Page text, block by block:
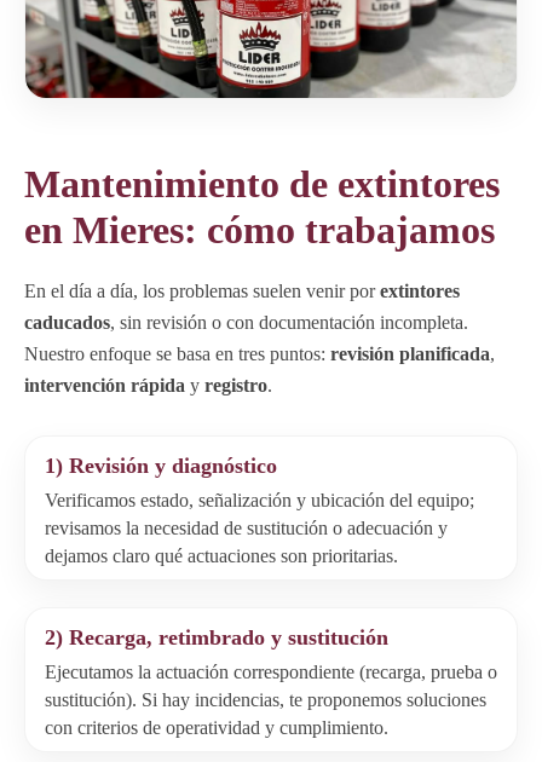
Mantenimiento de extintores
en Mieres: cómo trabajamos
En el día a día, los problemas suelen venir porextintores
caducados, sin revisión o con documentación incompleta.
Nuestro enfoque se basa en tres puntos: revisión planificada,
intervención rápida y registro.
1) Revisión y diagnóstico
Verificamos estado, señalización y ubicación del equipo;
revisamos la necesidad de sustitución o adecuación y
dejamos claro qué actuaciones son prioritarias.
2) Recarga, retimbrado y sustitución
Ejecutamos la actuación correspondiente (recarga, prueba o
sustitución). Si hay incidencias, te proponemos soluciones
con criterios de operatividad y cumplimiento.